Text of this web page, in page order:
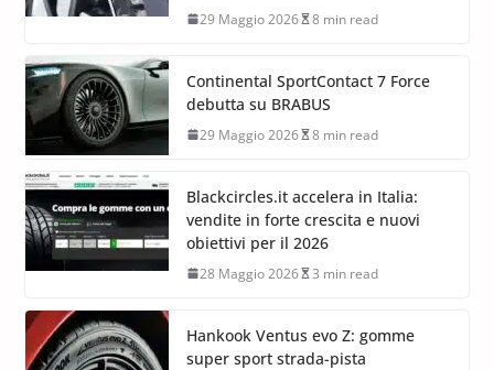
29 Maggio 2026 8 min read
Continental SportContact 7 Force
debutta su BRABUS
29 Maggio 2026 8 min read
Blackcircles.it accelera in Italia:
vendite in forte crescita e nuovi
obiettivi per il 2026
28 Maggio 2026 3 min read
Hankook Ventus evo Z: gomme
super sport strada-pista